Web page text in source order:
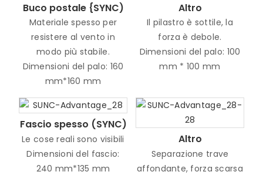
Buco postale {SYNC)
Materiale spesso per
resistere al vento in
modo più stabile.
Dimensioni del palo: 160
mm*160 mm
Altro
Il pilastro è sottile, la
forza è debole.
Dimensioni del palo: 100
mm * 100 mm
Fascio spesso (SYNC)
Le cose reali sono visibili
Dimensioni del fascio:
240 mm*135 mm
Altro
Separazione trave
affondante, forza scarsa